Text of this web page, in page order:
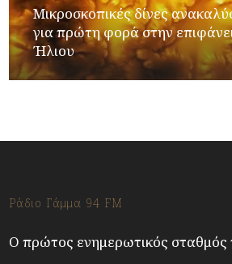
Μικροσκοπικές δίνες
για πρώτη φορά στην
Ήλιου
Ράδιο Γάμμα 94 FM
Ο πρώτος ενημερωτικός